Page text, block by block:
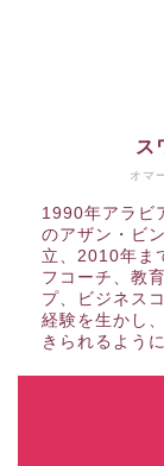
オマ
ス
1990年アラビ
のアザン・ビ
立、2010年ま
フコーチ、教
プ、ビジネス
経験を生かし
きられるよう